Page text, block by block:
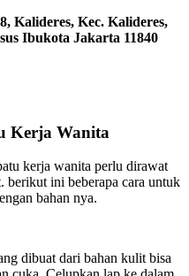
Kalideres, Kec. Kalideres,
Ibukota Jakarta 11840
Kerja Wanita
kerja wanita perlu dirawat
berikut ini beberapa cara untuk
bahan nya.
dibuat dari bahan kulit bisa